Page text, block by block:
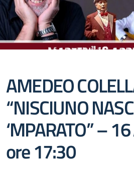
AMEDEO
“NISCIUNO
‘MPARATO” –
ore 17:30